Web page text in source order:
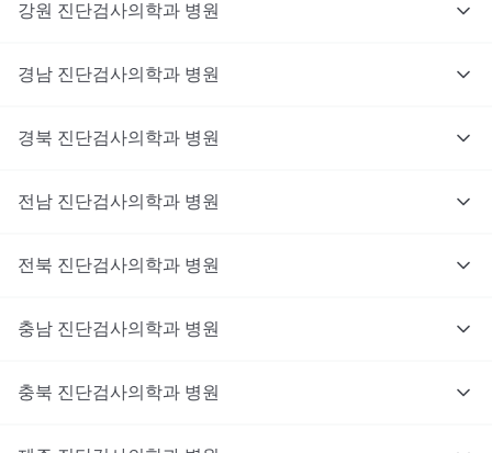
강원 진단검사의학과 병원
경남 진단검사의학과 병원
경북 진단검사의학과 병원
전남 진단검사의학과 병원
전북 진단검사의학과 병원
충남 진단검사의학과 병원
충북 진단검사의학과 병원
대기없이 진료를 받고 싶으신가요?